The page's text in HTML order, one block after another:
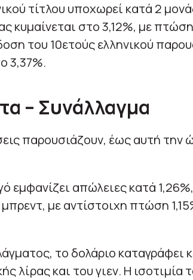
τίτλου υποχωρεί κατά 2
κυμαίνεται στο 3,12%, με
του 10ετούς ελληνικού
3,37%.
– Συνάλλαγμα
παρουσιάζουν, έως αυτή την
εμφανίζει απώλειες κατά
με αντίστοιχη πτώση
το δολάριο καταγράφει
λίρας και του γιεν. Η ισοτιμία